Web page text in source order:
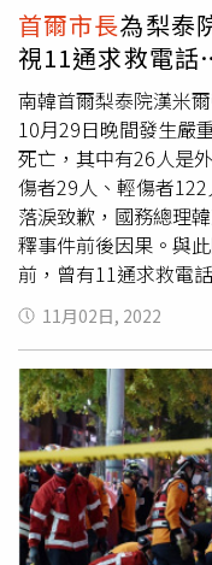
首爾市長為梨泰
視11通求救電
南韓首爾梨泰院漢米
10月29日晚間發生嚴
死亡，其中有26人是
傷者29人、輕傷者122
落淚致歉，國務總理
釋事件前後因果。與
前，曾有11通求救電
統尹錫悅憤怒下令要
市長吳世勳於1日的記
為首爾市長，理應對
任。而吳世勳也承諾
關家屬。之後也會對
討，同時制定相關制度避免
悳洙也在日前舉辦國
與結果。目前韓悳洙
理」，並且坦承南韓
11月02日, 2022